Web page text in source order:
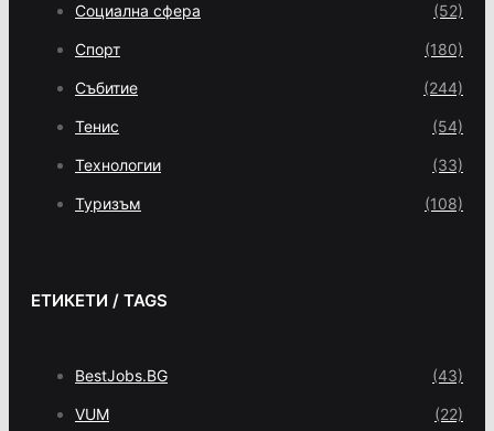
Социална сфера (52)
Спорт (180)
Събитие (244)
Тенис (54)
Технологии (33)
Туризъм (108)
ЕТИКЕТИ / TAGS
BestJobs.BG (43)
VUM (22)